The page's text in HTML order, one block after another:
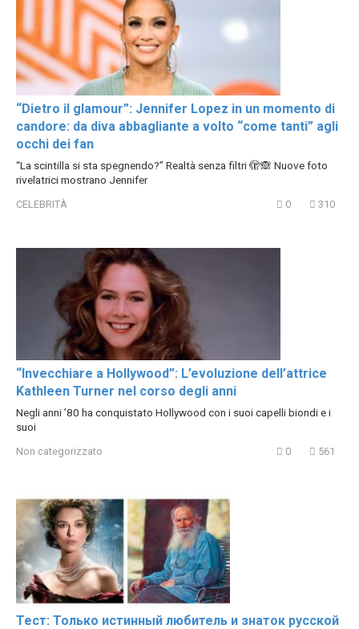
“Dietro il glamour”: Jennifer Lopez in un momento di
candore: da diva abbagliante a volto “come tanti” agli
occhi dei fan
“La scintilla si sta spegnendo?” Realtà senza filtri 🫣🙈 Nuove foto
rivelatrici mostrano Jennifer
CELEBRITÀ 0 310
“Invecchiare a Hollywood”: L’evoluzione dell’attrice
Kathleen Turner nel corso degli anni
Negli anni ’80 ha conquistato Hollywood con i suoi capelli biondi e i
suoi
Non categorizzato 0 561
Тест: Только истинный любитель и знаток русской